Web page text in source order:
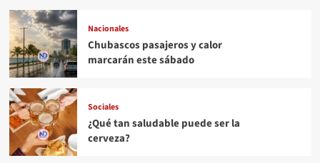
Nacionales
Chubascos pasajeros y calor
marcarán este sábado
Sociales
¿Qué tan saludable puede ser la
cerveza?